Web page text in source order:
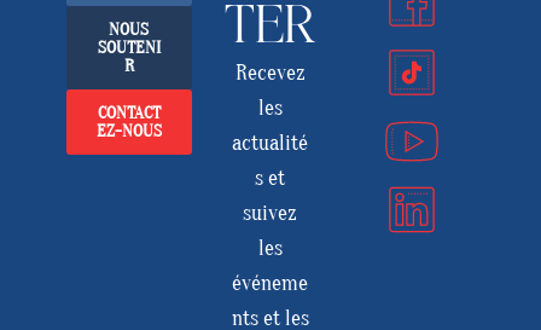
NOUS
SOUTENI
R
CONTACT
EZ-NOUS
TER
Recevez
les
actualité
s et
suivez
les
événeme
nts et les